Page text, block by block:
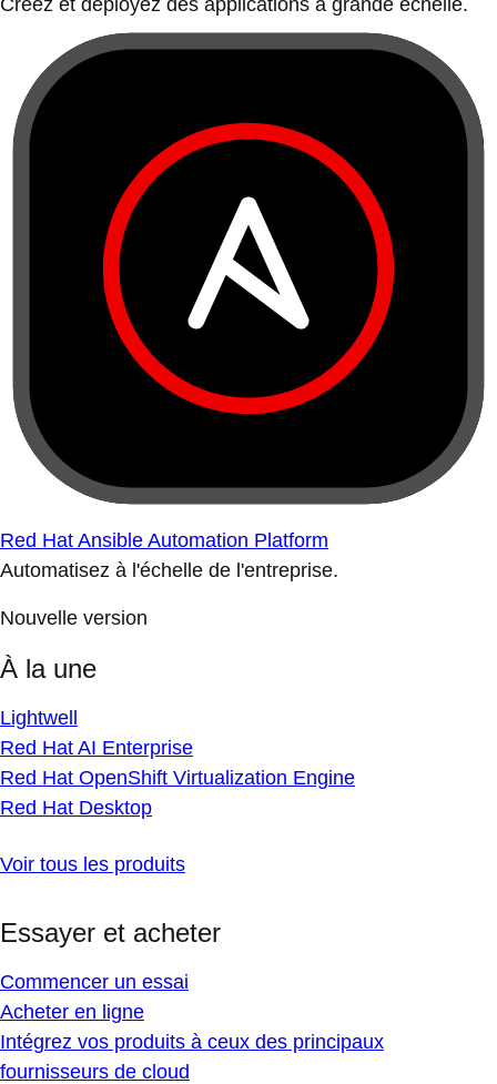
Créez et déployez des applications à grande échelle.
Red Hat Ansible Automation Platform
Automatisez à l'échelle de l'entreprise.
Nouvelle version
À la une
Lightwell
Red Hat AI Enterprise
Red Hat OpenShift Virtualization Engine
Red Hat Desktop
Voir tous les produits
Essayer et acheter
Commencer un essai
Acheter en ligne
Intégrez vos produits à ceux des principaux
fournisseurs de cloud